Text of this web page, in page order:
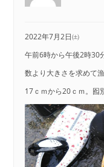
2022年7月2日㈯
午前6時から午後2時30
数より大きさを求めて
17ｃｍから20ｃｍ。囮